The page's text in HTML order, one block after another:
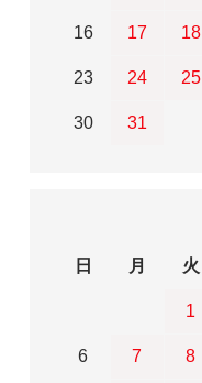
16 17 18
23 24 25
30 31
日
月 火
1
6 7 8